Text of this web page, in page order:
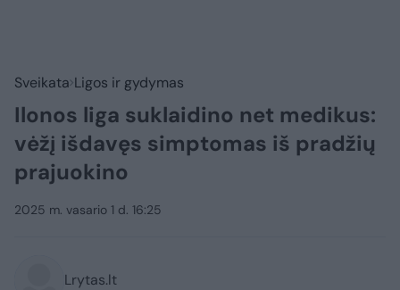
Sveikata Ligos ir gydymas
Ilonos liga suklaidino net medikus:
vėžį išdavęs simptomas iš pradžių
prajuokino
2025 m. vasario 1 d. 16:25
Lrytas.lt